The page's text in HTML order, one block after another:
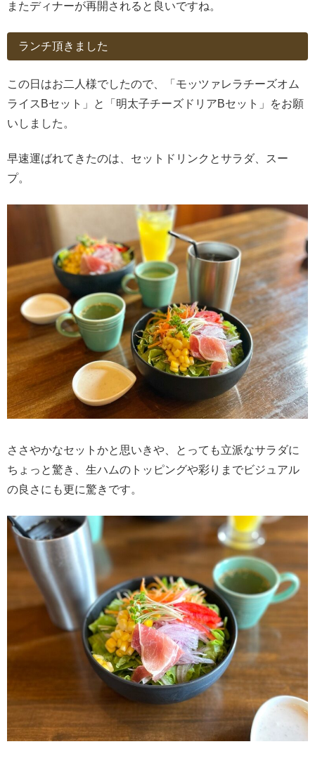
またディナーが再開されると良いですね。
ランチ頂きました
この日はお二人様でしたので、「モッツァレラチーズオム
ライスBセット」と「明太子チーズドリアBセット」をお願
いしました。
早速運ばれてきたのは、セットドリンクとサラダ、スー
プ。
ささやかなセットかと思いきや、とっても立派なサラダに
ちょっと驚き、生ハムのトッピングや彩りまでビジュアル
の良さにも更に驚きです。